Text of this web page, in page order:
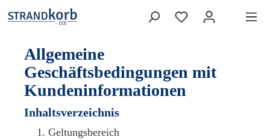
Allgemeine
Geschäftsbedingungen mit
Kundeninformationen
Inhaltsverzeichnis
Geltungsbereich